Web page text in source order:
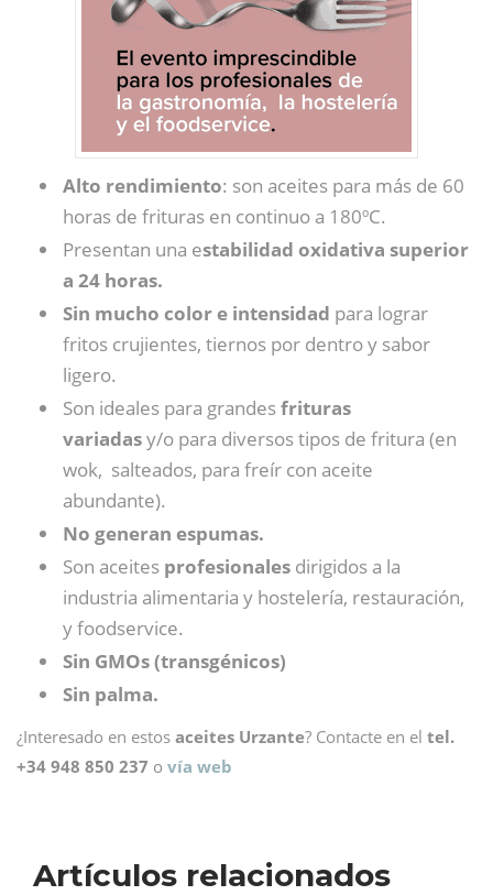
Alto rendimiento: son aceites para más de 60
horas de frituras en continuo a 180ºC.
Presentan una estabilidad oxidativa superior
a 24 horas.
Sin mucho color e intensidad para lograr
fritos crujientes, tiernos por dentro y sabor
ligero.
Son ideales para grandesfrituras
variadasy/o para diversos tipos de fritura (en
wok, salteados, para freír con aceite
abundante).
No generan espumas.
Son aceites profesionales dirigidos a la
industria alimentaria y hostelería, restauración,
y foodservice.
Sin GMOs (transgénicos)
Sin palma.
¿Interesado en estos aceites Urzante? Contacte en el tel.
+34 948 850 237 o vía web
Artículos relacionados